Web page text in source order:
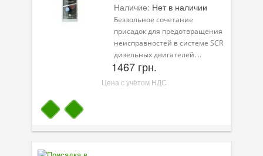
Наличие: Нет в наличии
Беззольное сочетание
присадок для предотвращения
неисправностей в системе SCR
дизельных двигателей. ..
1467 грн.
Цена с учётом НДС